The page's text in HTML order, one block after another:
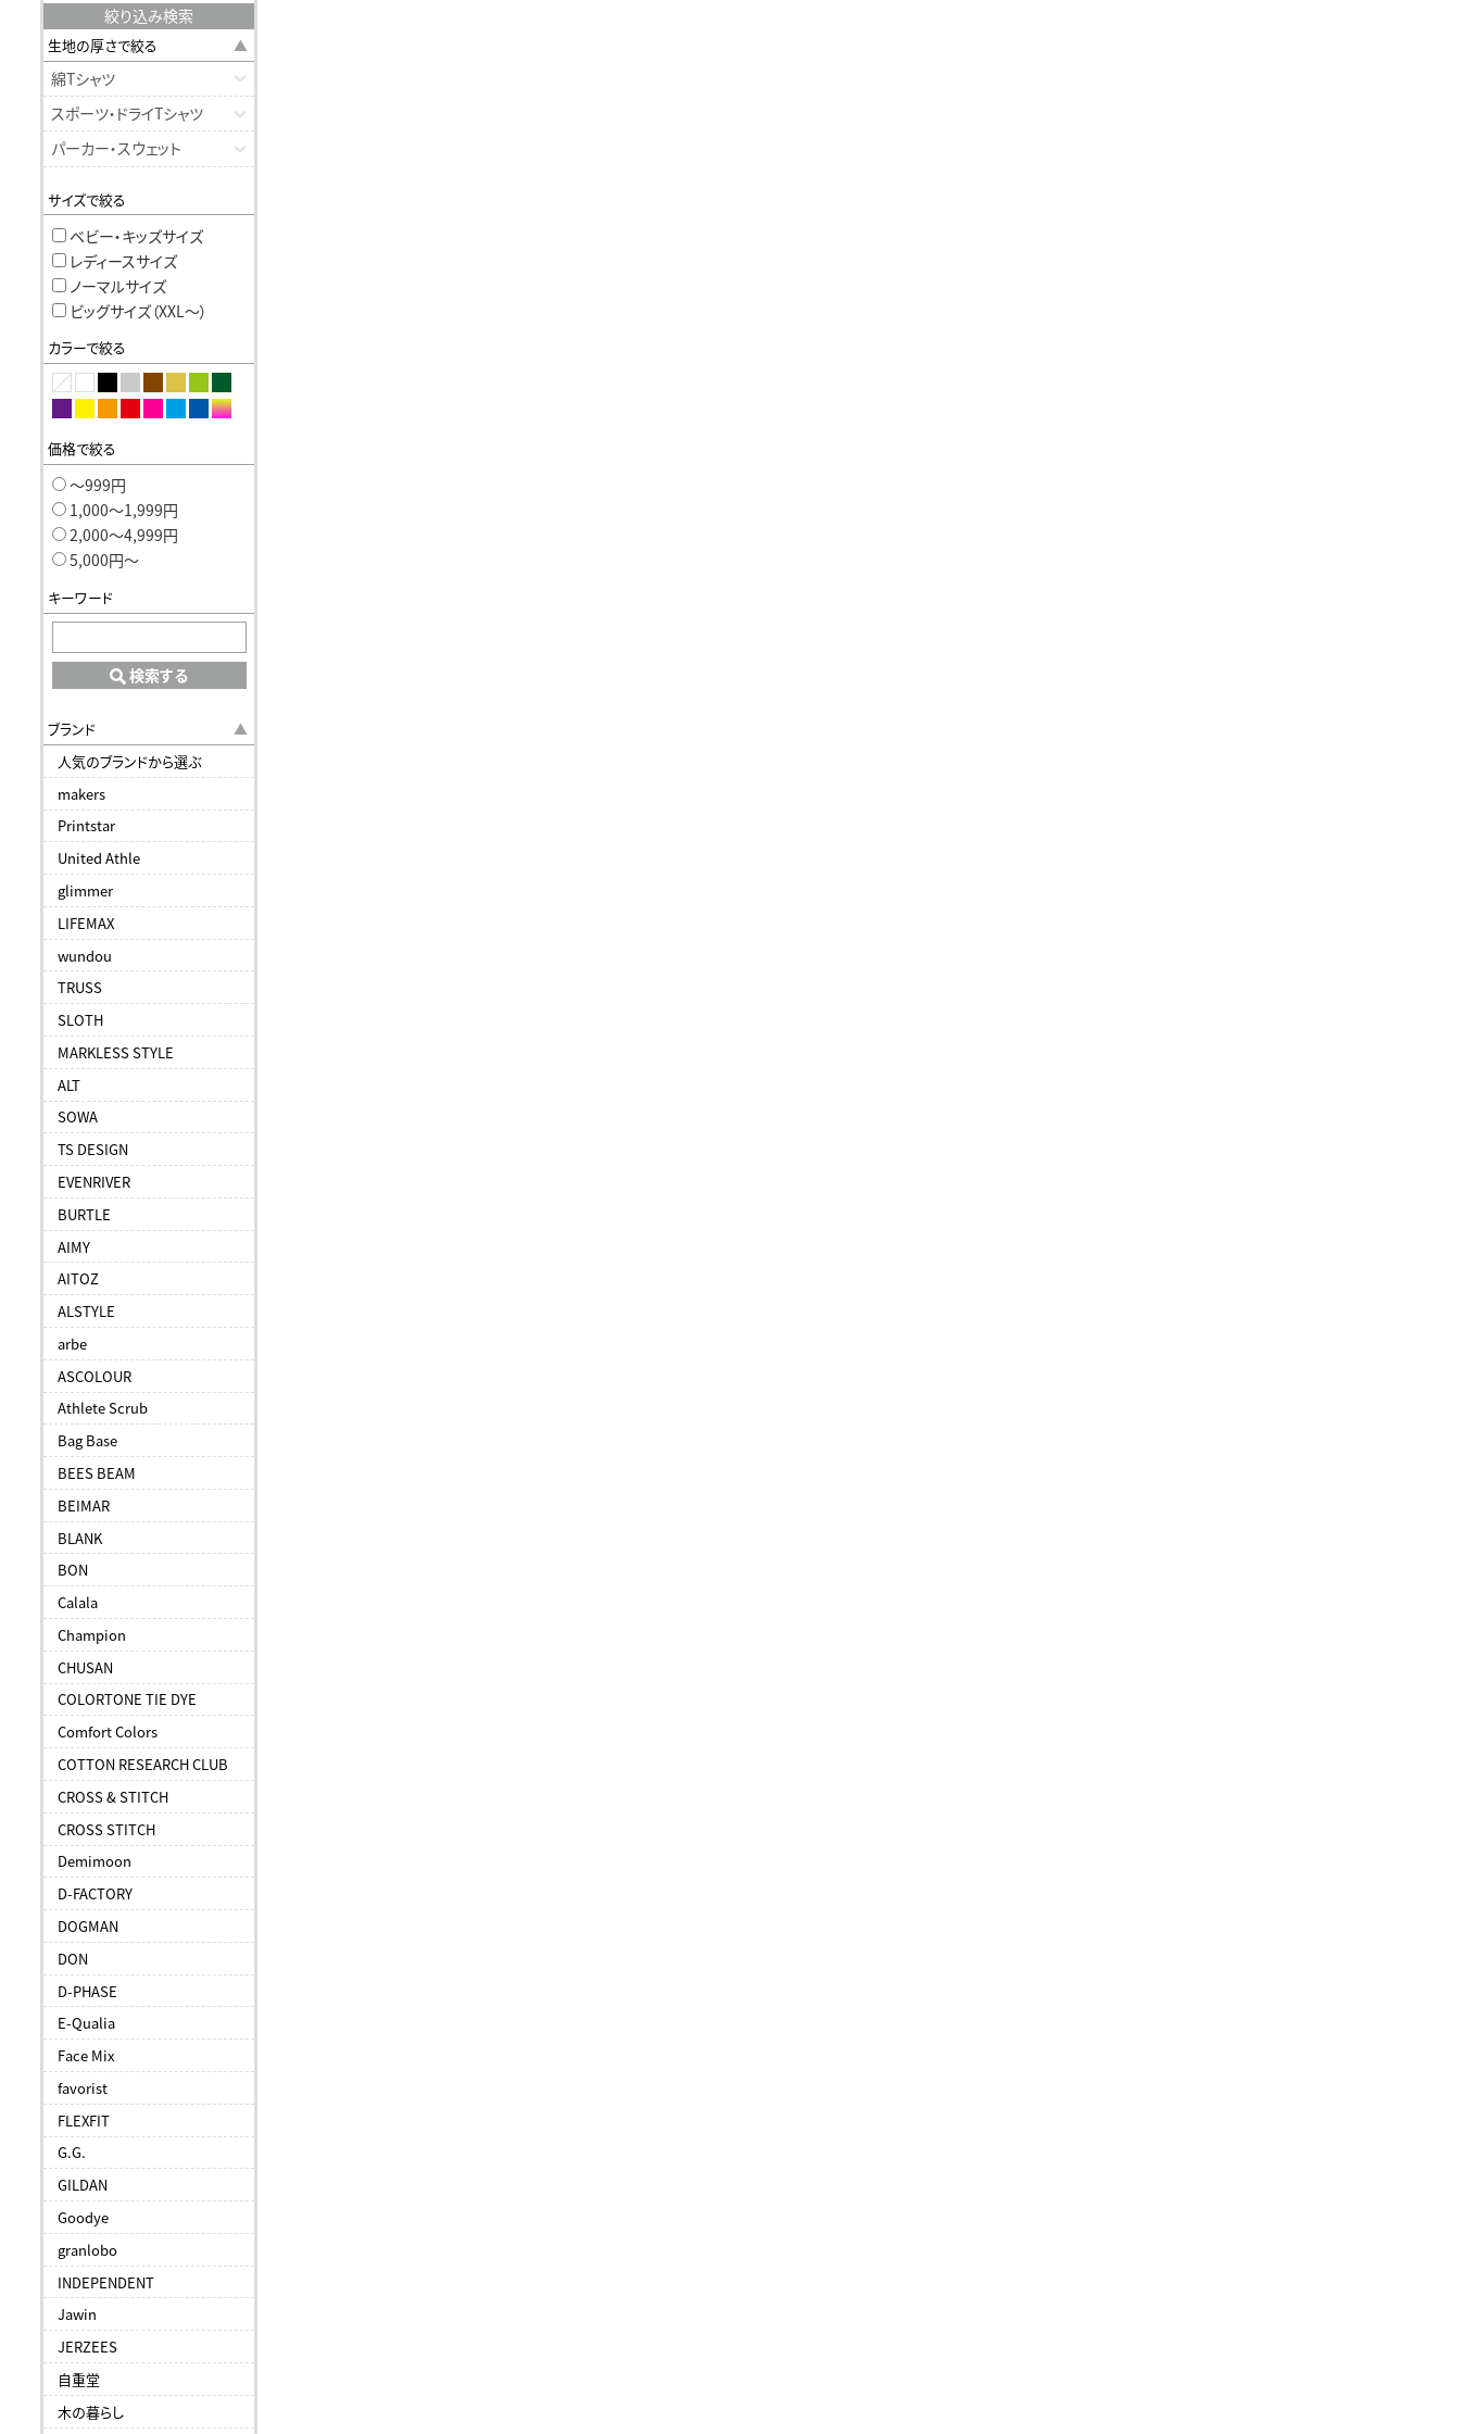
絞り込み検索
生地の厚さで絞る
綿Tシャツ
スポーツ・ドライTシャツ
パーカー・スウェット
サイズで絞る
ベビー・キッズサイズ
レディースサイズ
ノーマルサイズ
ビッグサイズ（XXL〜）
カラーで絞る
価格で絞る
〜999円
1,000〜1,999円
2,000〜4,999円
5,000円〜
キーワード
検索する
ブランド
人気のブランドから選ぶ
makers
Printstar
United Athle
glimmer
LIFEMAX
wundou
TRUSS
SLOTH
MARKLESS STYLE
ALT
SOWA
TS DESIGN
EVENRIVER
BURTLE
AIMY
AITOZ
ALSTYLE
arbe
ASCOLOUR
Athlete Scrub
Bag Base
BEES BEAM
BEIMAR
BLANK
BON
Calala
Champion
CHUSAN
COLORTONE TIE DYE
Comfort Colors
COTTON RESEARCH CLUB
CROSS & STITCH
CROSS STITCH
Demimoon
D-FACTORY
DOGMAN
DON
D-PHASE
E-Qualia
Face Mix
favorist
FLEXFIT
G.G.
GILDAN
Goodye
granlobo
INDEPENDENT
Jawin
JERZEES
自重堂
木の暮らし